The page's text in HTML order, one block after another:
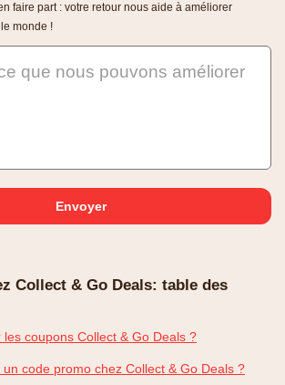
faire part : votre retour nous aide à améliorer
monde !
que nous pouvons améliorer
Collect & Go Deals: table des
les coupons Collect & Go Deals ?
code promo chez Collect & Go Deals ?